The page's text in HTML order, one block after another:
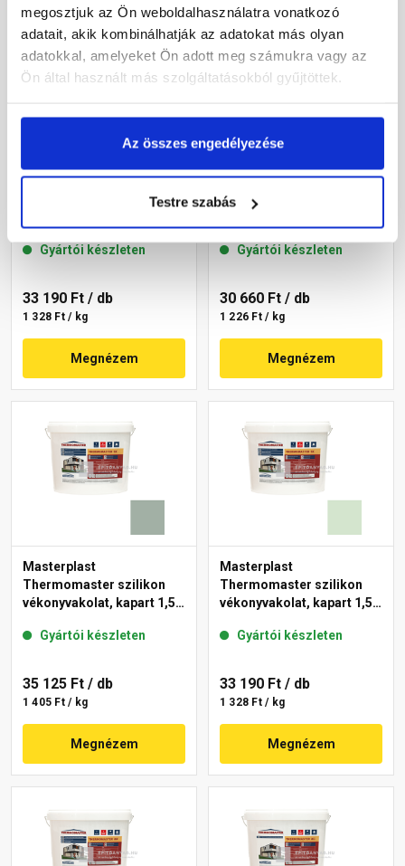
megosztjuk az Ön weboldalhasználatra vonatkozó
adatait, akik kombinálhatják az adatokat más olyan
adatokkal, amelyeket Ön adott meg számukra vagy az
Ön által használt más szolgáltatásokból gyűjtöttek.
Az összes engedélyezése
Testre szabás
Masterplast
Thermomaster szilikon
Gyártói készleten
33 190 Ft / db
1 328 Ft / kg
Megnézem
Masterplast
Thermomaster szilikon
Gyártói készleten
30 660 Ft / db
1 226 Ft / kg
Megnézem
Masterplast
Thermomaster szilikon
vékonyvakolat, kapart 1,5
Gyártói készleten
35 125 Ft / db
1 405 Ft / kg
Megnézem
Masterplast
Thermomaster szilikon
vékonyvakolat, kapart 1,5
Gyártói készleten
33 190 Ft / db
1 328 Ft / kg
Megnézem